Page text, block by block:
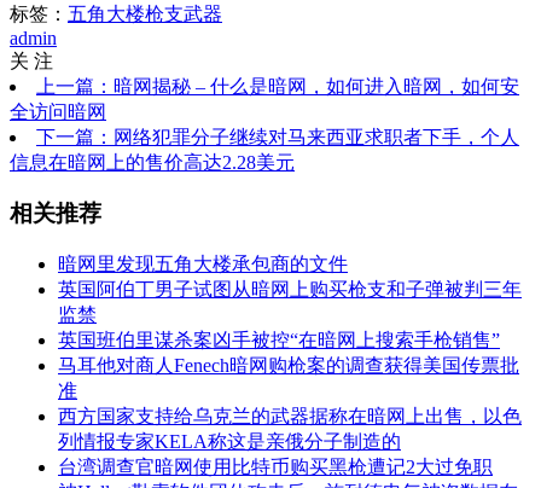
标签： 五角大楼枪支武器
admin
关 注
上一篇：暗网揭秘 – 什么是暗网，如何进入暗网，如何安
全访问暗网
下一篇：网络犯罪分子继续对马来西亚求职者下手，个人
信息在暗网上的售价高达2.28美元
相关推荐
暗网里发现五角大楼承包商的文件
英国阿伯丁男子试图从暗网上购买枪支和子弹被判三年
监禁
英国班伯里谋杀案凶手被控“在暗网上搜索手枪销售”
马耳他对商人Fenech暗网购枪案的调查获得美国传票批
准
西方国家支持给乌克兰的武器据称在暗网上出售，以色
列情报专家KELA称这是亲俄分子制造的
台湾调查官暗网使用比特币购买黑枪遭记2大过免职